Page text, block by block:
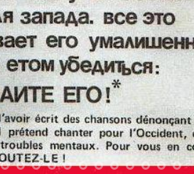
formulaire de contact sur la page
“Nous contacter”ou nous écrire
directement à l’adresse e-mail :
admin@jpx-shop.fr